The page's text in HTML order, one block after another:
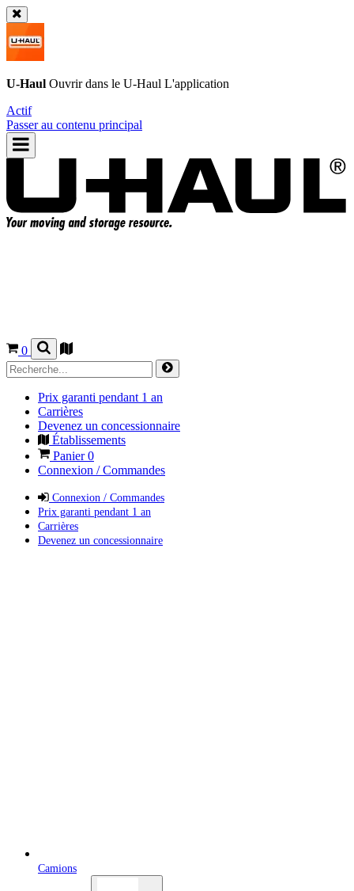
U-Haul Ouvrir dans le U-Haul L'application
Actif
Passer au contenu principal
0
Prix garanti pendant 1 an
Carrières
Devenez un concessionnaire
Établissements
Panier0
Connexion / Commandes
Connexion / Commandes
Prix garanti pendant 1 an
Carrières
Devenez un concessionnaire
Camions